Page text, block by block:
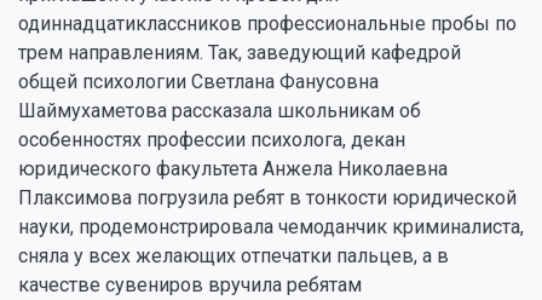
одиннадцатиклассников профессиональные пробы по
трем направлениям. Так, заведующий кафедрой
общей психологии Светлана Фанусовна
Шаймухаметова рассказала школьникам об
особенностях профессии психолога, декан
юридического факультета Анжела Николаевна
Плаксимова погрузила ребят в тонкости юридической
науки, продемонстрировала чемоданчик криминалиста,
сняла у всех желающих отпечатки пальцев, а в
качестве сувениров вручила ребятам